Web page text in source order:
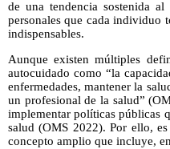
de una tendencia sostenida al
personales que cada individuo
indispensables.
Aunque existen múltiples
autocuidado como “la
enfermedades, mantener la
un profesional de la salud”
implementar políticas públicas
salud (OMS 2022). Por ello,
concepto amplio que incluye,